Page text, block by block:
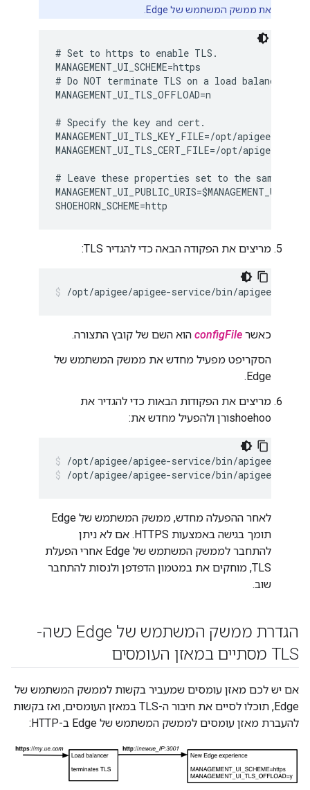
את ממשק המשתמש של Edge.
# Set to https to enable TLS.
MANAGEMENT_UI_SCHEME=https
# Do NOT terminate TLS on a load balancer.
MANAGEMENT_UI_TLS_OFFLOAD=n
# Specify the key and cert.
MANAGEMENT_UI_TLS_KEY_FILE=/opt/apigee/
MANAGEMENT_UI_TLS_CERT_FILE=/opt/apigee/
# Leave these properties set to the same
SHOEHORN_SCHEME=http
מריצים את הפקודה הבאה כדי להגדיר TLS:
/opt/apigee/apigee-service/bin/apigee-
כאשר configFile הוא השם של קובץ התצורה.
הסקריפט מפעיל מחדש את ממשק המשתמש של
Edge.
מריצים את הפקודות הבאות כדי להגדיר את
shoehooורן ולהפעיל מחדש את:
/opt/apigee/apigee-service/bin/apigee-
/opt/apigee/apigee-service/bin/apigee-
לאחר ההפעלה מחדש, ממשק המשתמש של Edge
תומך בגישה באמצעות HTTPS. אם לא ניתן
להתחבר לממשק המשתמש של Edge אחרי הפעלת
TLS, מוחקים את במטמון הדפדפן ולנסות להתחבר
שוב.
הגדרת ממשק המשתמש של Edge כשה-
TLS מסתיים במאזן העומסים
אם יש לכם מאזן עומסים שמעביר בקשות לממשק המשתמש של
Edge, תוכלו לסיים את חיבור ה-TLS במאזן העומסים, ואז בקשות
להעברת מאזן עומסים לממשק המשתמש של Edge ב-HTTP: